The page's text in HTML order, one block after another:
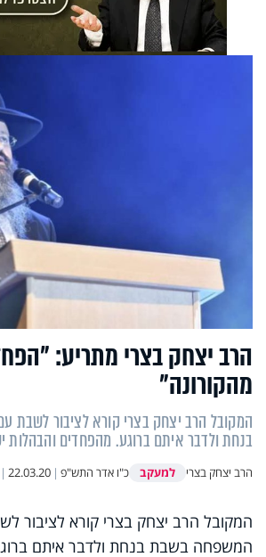
הרב יצחק בצרי מתריע:
מהקורונה"
המקובל הרב יצחק בצרי קורא לציבור
בנחת ולדבר איתם ברוגע. מהפחדים והבהלות
הרב יצחק בצרי למעקב כ"ו אדר התש"פ |
22.03.20
|
המקובל הרב יצחק בצרי קורא לציבור
המשפחה בשבת בנחת ולדבר איתם